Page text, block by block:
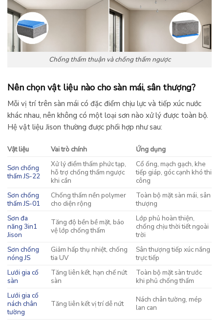
Chống thấm thuận và chống thấm ngược
Nên chọn vật liệu nào cho sàn mái, sân thượng?
Mỗi vị trí trên sàn mái có đặc điểm chịu lực và tiếp xúc nước
khác nhau, nên không có một loại sơn nào xử lý được toàn bộ.
Hệ vật liệu Jison thường được phối hợp như sau:
Vật liệu Vai trò chính
Ứng dụng
Sơn chống
thấm JS-22
Xử lý điểm thấm phức tạp,
hỗ trợ chống thấm ngược
khi cần
Cổ ống, mạch gạch, khe
tiếp giáp, góc cạnh khó thi
công
Sơn chống
thấm JS-01
Chống thấm nền polymer
cho diện rộng
Toàn bộ mặt sàn mái, sân
thượng
Sơn đa
năng 3in1
Jison
Tăng độ bền bề mặt, bảo
vệ lớp chống thấm
Lớp phủ hoàn thiện,
chống chịu thời tiết ngoài
trời
Sơn chống
nóng JS
Giảm hấp thụ nhiệt, chống
tia UV
Sân thượng tiếp xúc nắng
trực tiếp
Lưới gia cố
sàn
Tăng liên kết, hạn chế nứt
sàn
Toàn bộ mặt sàn trước
khi phủ chống thấm
Lưới gia cố
nách chân
tường
Tăng liên kết vị trí dễ nứt
Nách chân tường, mép
lan can